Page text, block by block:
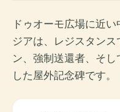
ドゥオーモ広場に近
ジアは、レジスタン
ン、強制送還者、そ
した屋外記念碑です。